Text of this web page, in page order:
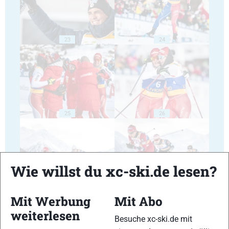
23 24
25 26
Wie willst du xc-ski.de lesen?
Mit Werbung
weiterlesen
Mit Abo
Besuche xc-ski.de mit